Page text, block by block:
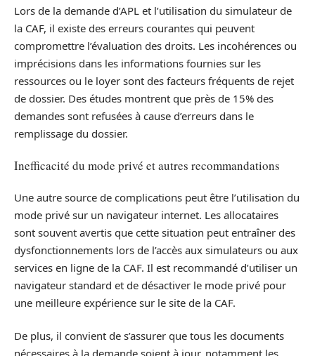
Lors de la demande d’APL et l’utilisation du simulateur de
la CAF, il existe des erreurs courantes qui peuvent
compromettre l’évaluation des droits. Les incohérences ou
imprécisions dans les informations fournies sur les
ressources ou le loyer sont des facteurs fréquents de rejet
de dossier. Des études montrent que près de 15% des
demandes sont refusées à cause d’erreurs dans le
remplissage du dossier.
Inefficacité du mode privé et autres recommandations
Une autre source de complications peut être l’utilisation du
mode privé sur un navigateur internet. Les allocataires
sont souvent avertis que cette situation peut entraîner des
dysfonctionnements lors de l’accès aux simulateurs ou aux
services en ligne de la CAF. Il est recommandé d’utiliser un
navigateur standard et de désactiver le mode privé pour
une meilleure expérience sur le site de la CAF.
De plus, il convient de s’assurer que tous les documents